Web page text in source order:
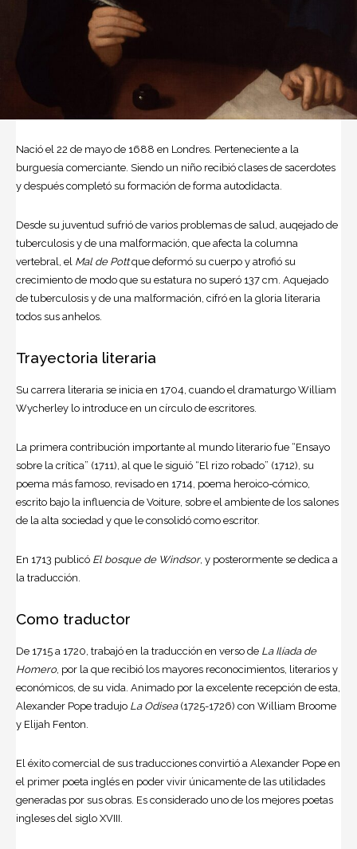
Nació el 22 de mayo de 1688 en Londres. Perteneciente a la
burguesía comerciante. Siendo un niño recibió clases de sacerdotes
y después completó su formación de forma autodidacta.
Desde su juventud sufrió de varios problemas de salud, auqejado de
tuberculosis y de una malformación, que afecta la columna
vertebral, el Mal de Pottque deformó su cuerpo y atrofió su
crecimiento de modo que su estatura no superó 137 cm. Aquejado
de tuberculosis y de una malformación, cifró en la gloria literaria
todos sus anhelos.
Trayectoria literaria
Su carrera literaria se inicia en 1704, cuando el dramaturgo William
Wycherley lo introduce en un círculo de escritores.
La primera contribución importante al mundo literario fue “Ensayo
sobre la crítica” (1711), al que le siguió “El rizo robado” (1712), su
poema más famoso, revisado en 1714, poema heroico-cómico,
escrito bajo la influencia de Voiture, sobre el ambiente de los salones
de la alta sociedad y que le consolidó como escritor.
En 1713 publicó El bosque de Windsor, y posterormente se dedica a
la traducción.
Como traductor
De 1715 a 1720, trabajó en la traducción en verso de La Ilíada de
Homero, por la que recibió los mayores reconocimientos, literarios y
económicos, de su vida. Animado por la excelente recepción de esta,
Alexander Pope tradujo La Odisea(1725-1726) con William Broome
y Elijah Fenton.
El éxito comercial de sus traducciones convirtió a Alexander Pope en
el primer poeta inglés en poder vivir únicamente de las utilidades
generadas por sus obras. Es considerado uno de los mejores poetas
ingleses del siglo XVIII.